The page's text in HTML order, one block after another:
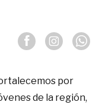
por
de la región,